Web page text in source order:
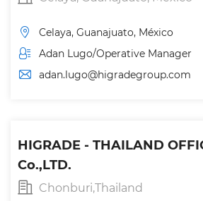
Celaya, Guanajuato, México
Adan Lugo/Operative Manager
adan.lugo@higradegroup.com
HIGRADE - THAILAND
Co.,LTD.
Chonburi,Thailand